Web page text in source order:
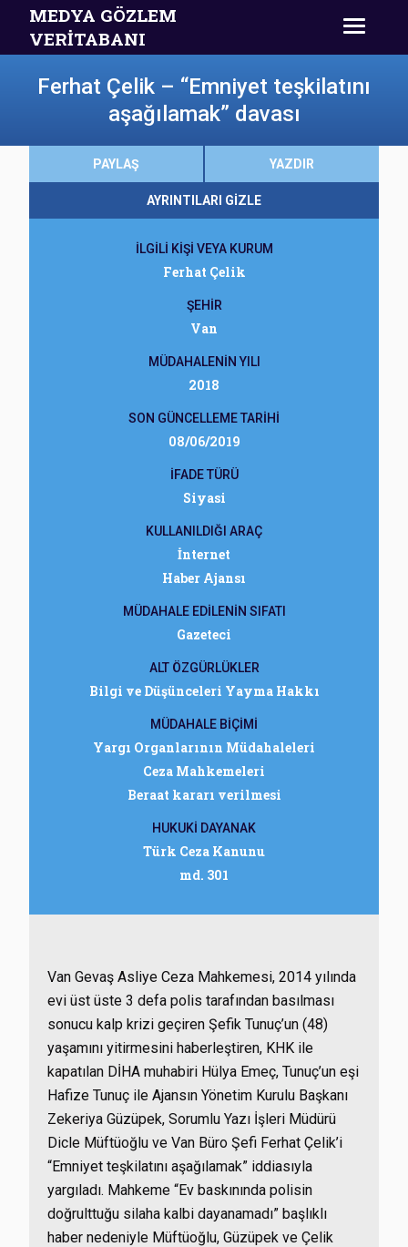
MEDYA GÖZLEM
VERİTABANI
Ferhat Çelik – “Emniyet teşkilatını
aşağılamak” davası
PAYLAŞ YAZDIR
AYRINTILARI GİZLE
İLGİLİ KİŞİ VEYA KURUM
Ferhat Çelik
ŞEHİR
Van
MÜDAHALENİN YILI
2018
SON GÜNCELLEME TARİHİ
08/06/2019
İFADE TÜRÜ
Siyasi
KULLANILDIĞI ARAÇ
İnternet
Haber Ajansı
MÜDAHALE EDİLENİN SIFATI
Gazeteci
ALT ÖZGÜRLÜKLER
Bilgi ve Düşünceleri Yayma Hakkı
MÜDAHALE BİÇİMİ
Yargı Organlarının Müdahaleleri
Ceza Mahkemeleri
Beraat kararı verilmesi
HUKUKİ DAYANAK
Türk Ceza Kanunu
md. 301
Van Gevaş Asliye Ceza Mahkemesi, 2014 yılında
evi üst üste 3 defa polis tarafından basılması
sonucu kalp krizi geçiren Şefik Tunuç’un (48)
yaşamını yitirmesini haberleştiren, KHK ile
kapatılan DİHA muhabiri Hülya Emeç, Tunuç’un eşi
Hafize Tunuç ile Ajansın Yönetim Kurulu Başkanı
Zekeriya Güzüpek, Sorumlu Yazı İşleri Müdürü
Dicle Müftüoğlu ve Van Büro Şefi Ferhat Çelik’i
“Emniyet teşkilatını aşağılamak” iddiasıyla
yargıladı. Mahkeme “Ev baskınında polisin
doğrulttuğu silaha kalbi dayanamadı” başlıklı
haber nedeniyle Müftüoğlu, Güzüpek ve Çelik